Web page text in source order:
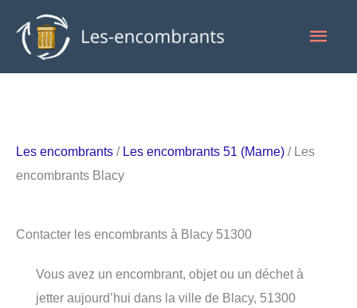
contenu
Les encombrants / Les encombrants 51 (Marne) / Les
encombrants Blacy
Contacter les encombrants à Blacy 51300
Vous avez un encombrant, objet ou un déchet à
jetter aujourd’hui dans la ville de Blacy, 51300